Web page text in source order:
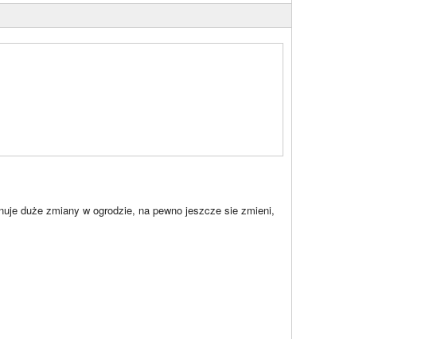
duże zmiany w ogrodzie, na pewno jeszcze sie zmieni,